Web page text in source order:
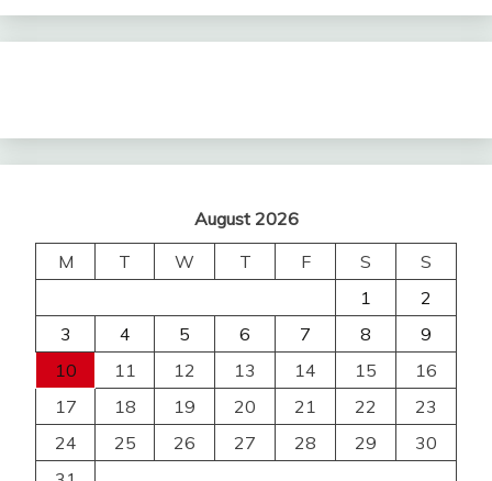
August 2026
M
T W T F S
S
1
2
3
4 5 6 7 8
9
10
11 12 13 14 15
16
17
18 19 20 21 22
23
24
25 26 27 28 29
30